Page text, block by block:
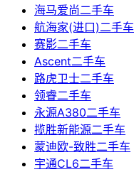
海马爱尚二手车
航海家(进口)二手车
赛影二手车
Ascent二手车
路虎卫士二手车
领睿二手车
永源A380二手车
揽胜新能源二手车
蒙迪欧-致胜二手车
宇通CL6二手车